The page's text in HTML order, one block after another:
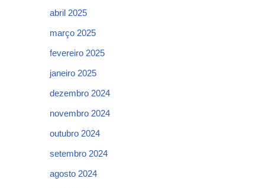
abril 2025
março 2025
fevereiro 2025
janeiro 2025
dezembro 2024
novembro 2024
outubro 2024
setembro 2024
agosto 2024